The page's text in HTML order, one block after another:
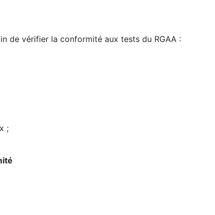
de vérifier la conformité aux tests du RGAA :
;